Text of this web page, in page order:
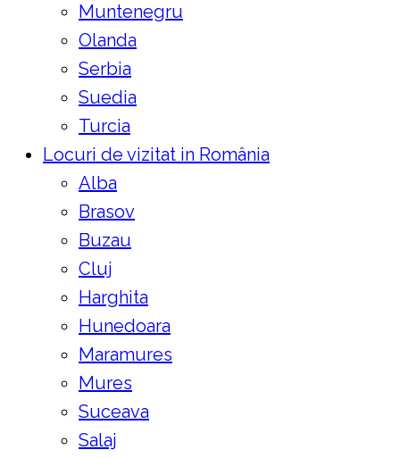
Muntenegru
Olanda
Serbia
Suedia
Turcia
Locuri de vizitat in România
Alba
Brasov
Buzau
Cluj
Harghita
Hunedoara
Maramures
Mures
Suceava
Salaj